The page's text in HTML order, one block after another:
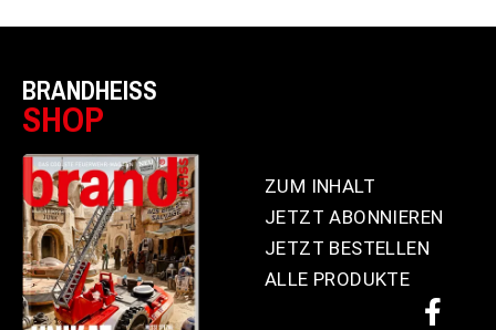
BRANDHEISS
SHOP
ZUM INHALT
JETZT ABONNIEREN
JETZT BESTELLEN
ALLE PRODUKTE